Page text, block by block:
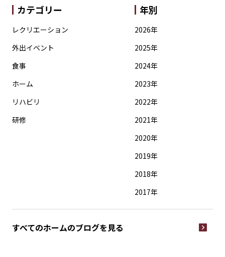
カテゴリー
レクリエーション
外出イベント
食事
ホーム
リハビリ
研修
年別
2026年
2025年
2024年
2023年
2022年
2021年
2020年
2019年
2018年
2017年
すべてのホームのブログを見る